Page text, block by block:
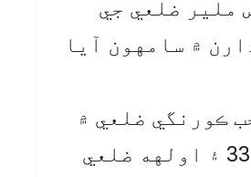
ڪيس ملير ضلعي جي
۾ سامهون آيا
ڪورنگي ضلعي ۾
77، ڏکڻ ۾ 33 ۽ اولهه ضلعي